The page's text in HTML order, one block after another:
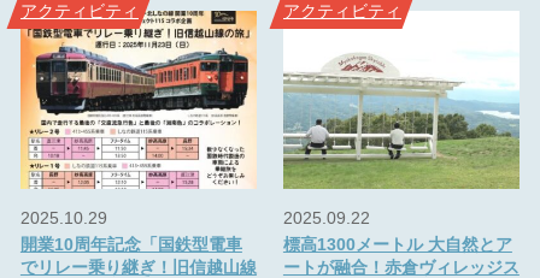
アクティビティ
2025.10.29
開業10周年記念「国鉄型電車
でリレー乗り継ぎ！旧信越山線
アクティビティ
2025.09.22
標高1300メートル 大自然とア
ートが融合！赤倉ヴィレッジス